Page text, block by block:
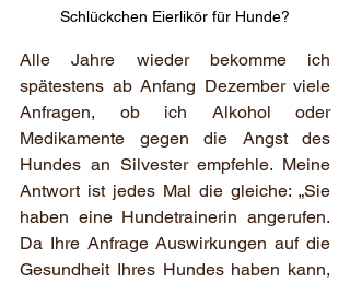
Schlückchen Eierlikör für Hunde?
Alle Jahre wieder bekomme ich
spätestens ab Anfang Dezember viele
Anfragen, ob ich Alkohol oder
Medikamente gegen die Angst des
Hundes an Silvester empfehle. Meine
Antwort ist jedes Mal die gleiche: „Sie
haben eine Hundetrainerin angerufen.
Da Ihre Anfrage Auswirkungen auf die
Gesundheit Ihres Hundes haben kann,